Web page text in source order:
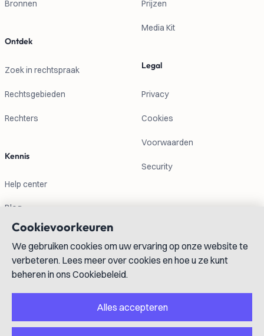
Bronnen
Ontdek
Zoek in rechtspraak
Rechtsgebieden
Rechters
Kennis
Help center
Blog
Prijzen
Media Kit
Legal
Privacy
Cookies
Voorwaarden
Security
Contactgegevens
info@lexboost.com
Cookievoorkeuren
We gebruiken cookies om uw ervaring op onze website te
verbeteren. Lees meer over cookies en hoe u ze kunt
beheren in ons Cookiebeleid.
Alles accepteren